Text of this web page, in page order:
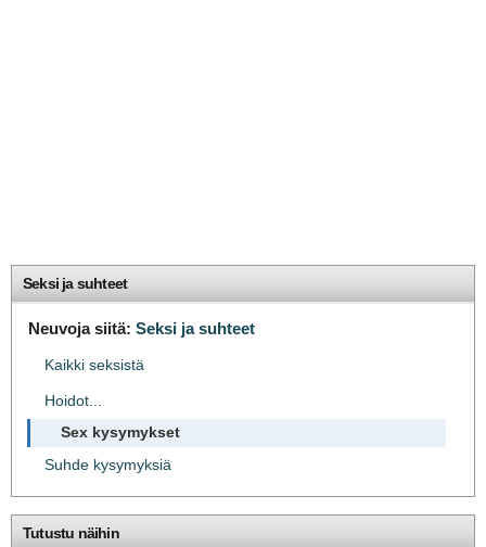
Seksi ja suhteet
Neuvoja siitä: Seksi ja suhteet
Kaikki seksistä
Hoidot...
Sex kysymykset
Suhde kysymyksiä
Tutustu näihin